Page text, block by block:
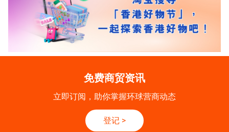
免费商贸资讯
立即订阅，助你掌握环球营商动态
登记 >